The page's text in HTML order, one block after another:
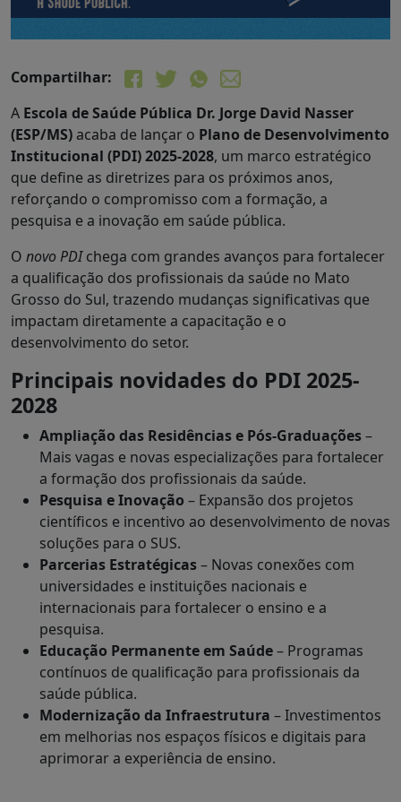
Compartilhar:
A Escola de Saúde Pública Dr. Jorge David Nasser
(ESP/MS)acaba de lançar o Plano de Desenvolvimento
Institucional (PDI) 2025-2028, um marco estratégico
que define as diretrizes para os próximos anos,
reforçando o compromisso com a formação, a
pesquisa e a inovação em saúde pública.
O novo PDIchega com grandes avanços para fortalecer
a qualificação dos profissionais da saúde no Mato
Grosso do Sul, trazendo mudanças significativas que
impactam diretamente a capacitação e o
desenvolvimento do setor.
Principais novidades do PDI 2025-
2028
Ampliação das Residências e Pós-Graduações–
Mais vagas e novas especializações para fortalecer
a formação dos profissionais da saúde.
Pesquisa e Inovação – Expansão dos projetos
científicos e incentivo ao desenvolvimento de novas
soluções para o SUS.
Parcerias Estratégicas– Novas conexões com
universidades e instituições nacionais e
internacionais para fortalecer o ensino e a
pesquisa.
Educação Permanente em Saúde– Programas
contínuos de qualificação para profissionais da
saúde pública.
Modernização da Infraestrutura – Investimentos
em melhorias nos espaços físicos e digitais para
aprimorar a experiência de ensino.